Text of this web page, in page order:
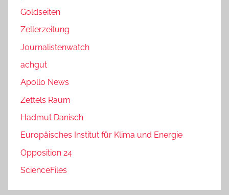
Goldseiten
Zellerzeitung
Journalistenwatch
achgut
Apollo News
Zettels Raum
Hadmut Danisch
Europäisches Institut für Klima und Energie
Opposition 24
ScienceFiles